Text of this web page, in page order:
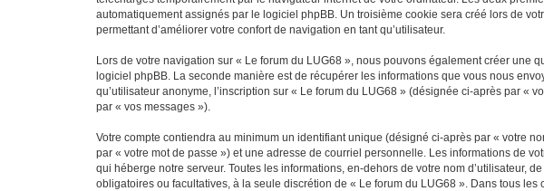
automatiquement assignés par le logiciel phpBB. Un troisième cookie sera créé lors de
permettant d’améliorer votre confort de navigation en tant qu’utilisateur.
Lors de votre navigation sur « Le forum du LUG68 », nous pouvons également créer
logiciel phpBB. La seconde manière est de récupérer les informations que vous nous
qu’utilisateur anonyme, l’inscription sur « Le forum du LUG68 » (désignée ci-après par
par « vos messages »).
Votre compte contiendra au minimum un identifiant unique (désigné ci-après par « votre
par « votre mot de passe ») et une adresse de courriel personnelle. Les informations de
qui héberge notre serveur. Toutes les informations, en-dehors de votre nom d’utilisateur,
obligatoires ou facultatives, à la seule discrétion de « Le forum du LUG68 ». Dans tous